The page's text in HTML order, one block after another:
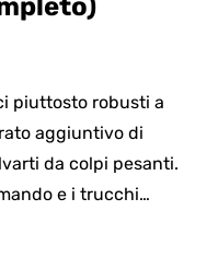
piuttosto robusti a
aggiuntivo di
da colpi pesanti.
e i trucchi…